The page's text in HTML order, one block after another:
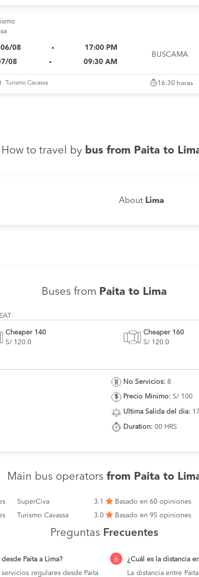
08
17:00 PM
08
09:30 AM
BUSCAMA
Turismo Cavassa 16:30 horas
How to travel by bus from Paita to
About Lima
Buses from Paita to Lima
Cheaper 140
S/ 120.0
Cheaper 160
S/ 120.0
No Servicios: 8
Precio Minimo: S/ 100
Ultima Salida del dia:
Duration: 00 HRS
Main bus operators from Paita to
SuperCiva 3.1 Basado en 60 opiniones
Turismo Cavassa 3.0 Basado en 95 opiniones
Preguntas Frecuentes
Paita a Lima?
regulares desde Paita
6
¿Cuál es la distancia
La distancia entre